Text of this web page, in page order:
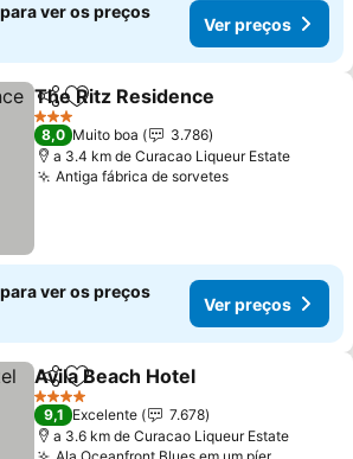
ver os preços
Ver preços
PartilharAdicionar aos favoritos
The Ritz Residence
3 Estrelas
8,0 Muito boa
3.786
a 3.4 km de Curacao Liqueur Estate
Antiga fábrica de sorvetesVer preços
ver os preços
Ver preços
PartilharAdicionar aos favoritos
Avila Beach Hotel
4 Estrelas
9,1 Excelente
7.678
a 3.6 km de Curacao Liqueur Estate